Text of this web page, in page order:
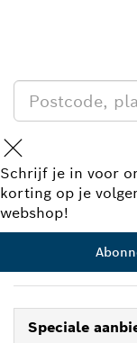
Schrijf je in voor
korting op je
webshop!
Speciale